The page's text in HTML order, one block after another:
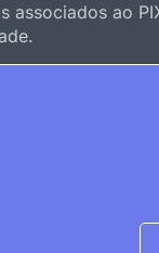
associados ao
Pix